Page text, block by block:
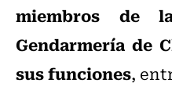
miembros de
Gendarmería de
sus funciones,